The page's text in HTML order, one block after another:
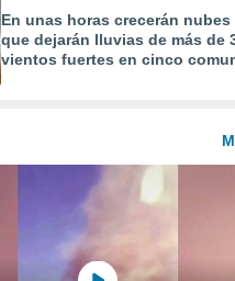
En unas horas crecerán
que dejarán lluvias de más de
vientos fuertes en cinco